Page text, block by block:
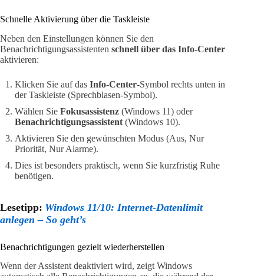
Schnelle Aktivierung über die Taskleiste
Neben den Einstellungen können Sie den
Benachrichtigungsassistenten schnell über das Info-Center
aktivieren:
Klicken Sie auf das Info-Center-Symbol rechts unten in
der Taskleiste (Sprechblasen-Symbol).
Wählen Sie Fokusassistenz (Windows 11) oder
Benachrichtigungsassistent (Windows 10).
Aktivieren Sie den gewünschten Modus (Aus, Nur
Priorität, Nur Alarme).
Dies ist besonders praktisch, wenn Sie kurzfristig Ruhe
benötigen.
Lesetipp: Windows 11/10: Internet-Datenlimit
anlegen – So geht’s
Benachrichtigungen gezielt wiederherstellen
Wenn der Assistent deaktiviert wird, zeigt Windows